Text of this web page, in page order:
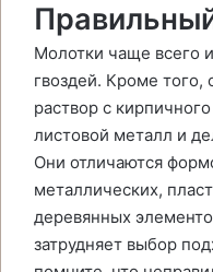
Молотки чаще всего
гвоздей. Кроме того,
раствор с
листовой металл и
Они отличаются
металлических,
деревянных
затрудняет выбор